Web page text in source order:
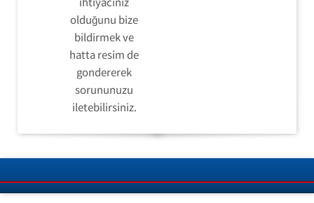
olduğunu bize
bildirmek ve
hatta resim de
gondererek
sorununuzu
iletebilirsiniz.